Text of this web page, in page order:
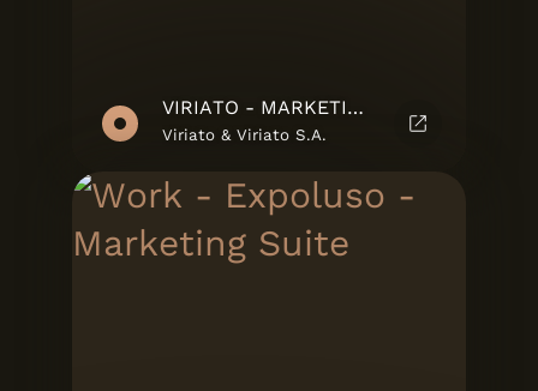
VIRIATO - MARKETING SUITE
Viriato & Viriato S.A.